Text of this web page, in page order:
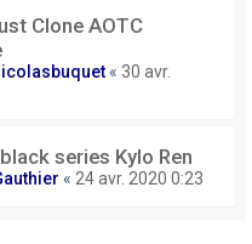
Clone AOTC
« 30 avr.
series Kylo Ren
« 24 avr. 2020 0:23